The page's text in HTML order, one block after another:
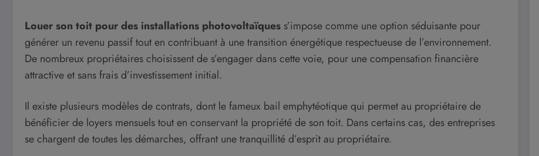
Louer son toit pour des installations photovoltaïques s’impose comme une option séduisante pour
générer un revenu passif tout en contribuant à une transition énergétique respectueuse de l’environnement.
De nombreux propriétaires choisissent de s’engager dans cette voie, pour une compensation financière
attractive et sans frais d’investissement initial.
Il existe plusieurs modèles de contrats, dont le fameux bail emphytéotique qui permet au propriétaire de
bénéficier de loyers mensuels tout en conservant la propriété de son toit. Dans certains cas, des entreprises
se chargent de toutes les démarches, offrant une tranquillité d’esprit au propriétaire.